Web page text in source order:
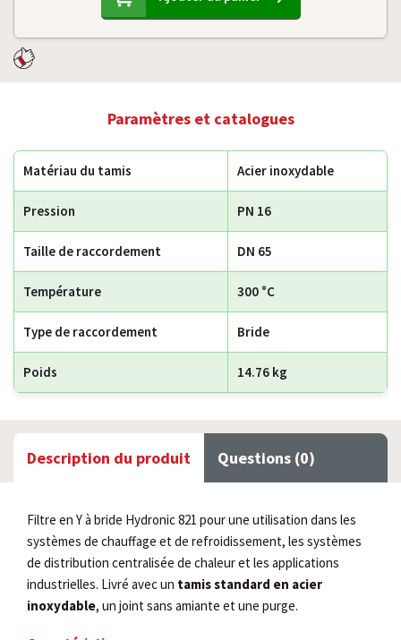
Paramètres et catalogues
Matériau du tamis Acier inoxydable
Pression PN 16
Taille de raccordement DN 65
Température 300 °C
Type de raccordement Bride
Poids 14.76 kg
Description du produit Questions (0)
Filtre en Y à bride Hydronic 821 pour une utilisation dans les
systèmes de chauffage et de refroidissement, les systèmes
de distribution centralisée de chaleur et les applications
industrielles. Livré avec un tamis standard en acier
inoxydable, un joint sans amiante et une purge.